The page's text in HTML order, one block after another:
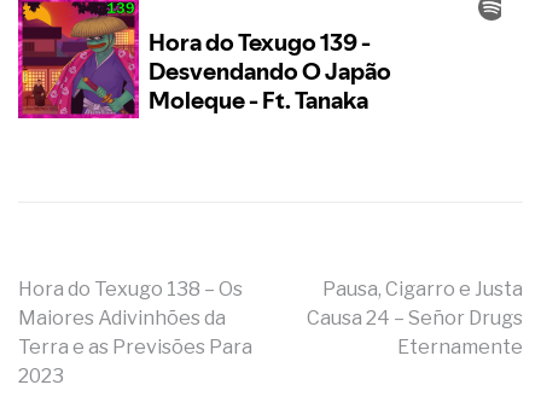
Navegação
de
Post
Hora do Texugo 138 – Os
Maiores Adivinhões da
Terra e as Previsões Para
2023
Pausa, Cigarro e Justa
Causa 24 – Señor Drugs
Eternamente